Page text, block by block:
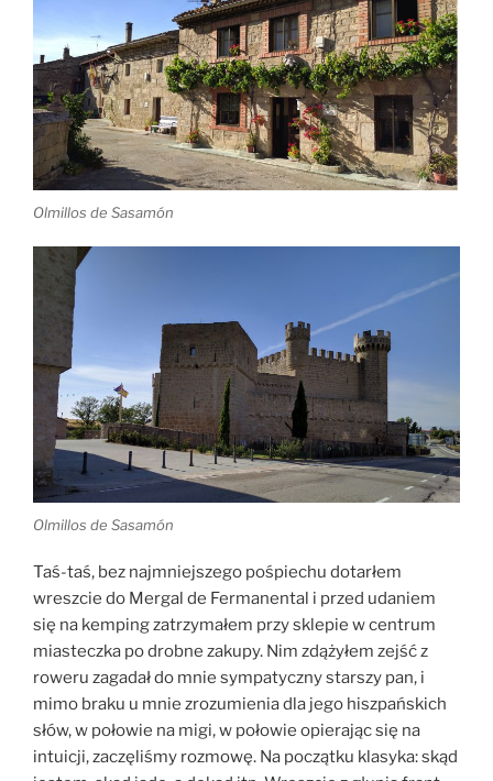
Olmillos de Sasamón
Olmillos de Sasamón
Taś-taś, bez najmniejszego pośpiechu dotarłem
wreszcie do Mergal de Fermanental i przed udaniem
się na kemping zatrzymałem przy sklepie w centrum
miasteczka po drobne zakupy. Nim zdążyłem zejść z
roweru zagadał do mnie sympatyczny starszy pan, i
mimo braku u mnie zrozumienia dla jego hiszpańskich
słów, w połowie na migi, w połowie opierając się na
intuicji, zaczęliśmy rozmowę. Na początku klasyka: skąd